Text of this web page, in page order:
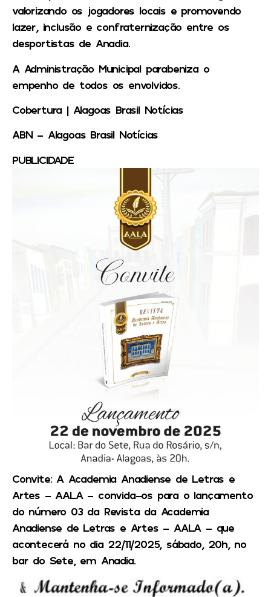
valorizando os jogadores locais e promovendo
lazer, inclusão e confraternização entre os
desportistas de Anadia.
A Administração Municipal parabeniza o
empenho de todos os envolvidos.
Cobertura | Alagoas Brasil Notícias
ABN – Alagoas Brasil Notícias
PUBLICIDADE
Convite: A Academia Anadiense de Letras e
Artes – AALA – convida-os para o lançamento
do número 03 da Revista da Academia
Anadiense de Letras e Artes – AALA – que
acontecerá no dia 22/11/2025, sábado, 20h, no
bar do Sete, em Anadia.